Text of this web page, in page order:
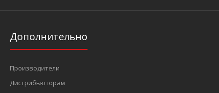
Дополнительно
Производители
Дистрибьюторам